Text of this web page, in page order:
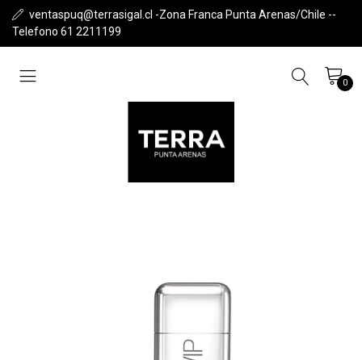
ventaspuq@terrasigal.cl -Zona Franca Punta Arenas/Chile --
Telefono 61 2211199
0